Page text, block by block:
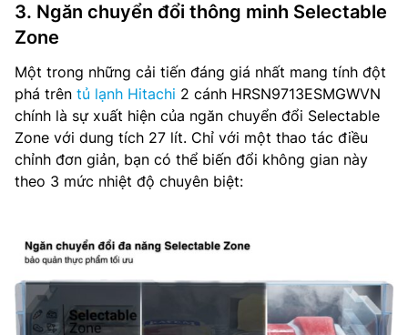
3. Ngăn chuyển đổi thông minh Selectable
Zone
Một trong những cải tiến đáng giá nhất mang tính đột
phá trên tủ lạnh Hitachi 2 cánh HRSN9713ESMGWVN
chính là sự xuất hiện của ngăn chuyển đổi Selectable
Zone với dung tích 27 lít. Chỉ với một thao tác điều
chỉnh đơn giản, bạn có thể biến đổi không gian này
theo 3 mức nhiệt độ chuyên biệt: